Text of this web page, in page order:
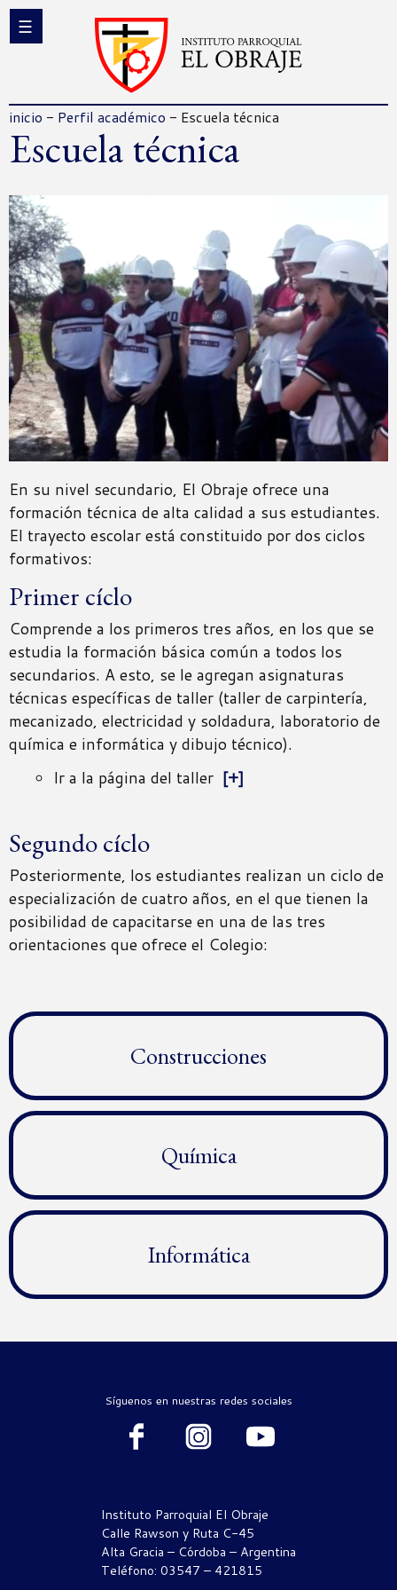
inicio - Perfil académico - Escuela técnica
Escuela técnica
En su nivel secundario, El Obraje ofrece una
formación técnica de alta calidad a sus estudiantes.
El trayecto escolar está constituido por dos ciclos
formativos:
Primer cíclo
Comprende a los primeros tres años, en los que se
estudia la formación básica común a todos los
secundarios. A esto, se le agregan asignaturas
técnicas específicas de taller (taller de carpintería,
mecanizado, electricidad y soldadura, laboratorio de
química e informática y dibujo técnico).
Ir a la página del taller [+]
Segundo cíclo
Posteriormente, los estudiantes realizan un ciclo de
especialización de cuatro años, en el que tienen la
posibilidad de capacitarse en una de las tres
orientaciones que ofrece el Colegio:
Construcciones
Química
Informática
Síguenos en nuestras redes sociales
Instituto Parroquial El Obraje
Calle Rawson y Ruta C-45
Alta Gracia – Córdoba – Argentina
Teléfono: 03547 – 421815